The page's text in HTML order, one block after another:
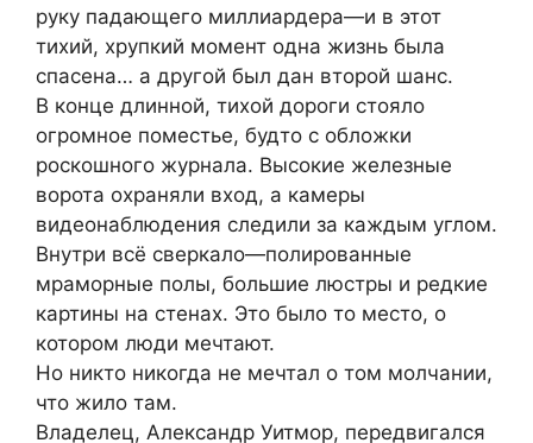
руку падающего миллиардера—и в этот
тихий, хрупкий момент одна жизнь была
спасена… а другой был дан второй шанс.
В конце длинной, тихой дороги стояло
огромное поместье, будто с обложки
роскошного журнала. Высокие железные
ворота охраняли вход, а камеры
видеонаблюдения следили за каждым углом.
Внутри всё сверкало—полированные
мраморные полы, большие люстры и редкие
картины на стенах. Это было то место, о
котором люди мечтают.
Но никто никогда не мечтал о том молчании,
что жило там.
Владелец, Александр Уитмор, передвигался